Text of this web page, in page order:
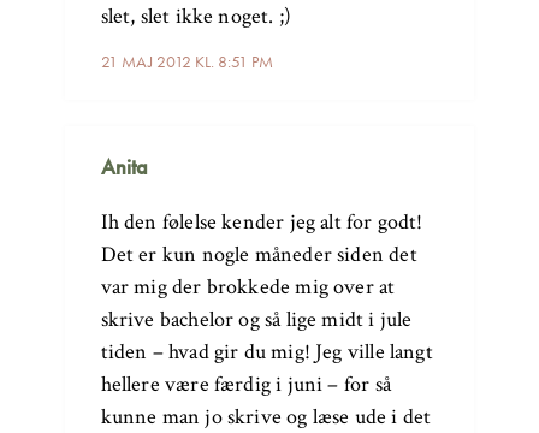
21 MAJ 2012 KL. 8:51 PM
slet, slet ikke noget. ;)
Anita
Ih den følelse kender jeg alt for godt!
Det er kun nogle måneder siden det
var mig der brokkede mig over at
skrive bachelor og så lige midt i jule
tiden – hvad gir du mig! Jeg ville langt
hellere være færdig i juni – for så
kunne man jo skrive og læse ude i det